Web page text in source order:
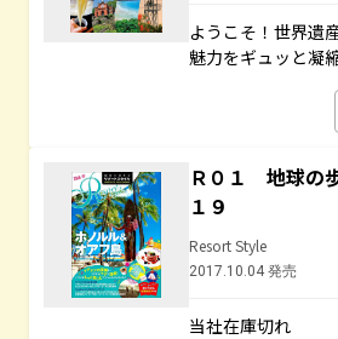
ようこそ！世界遺
魅力をギュッと凝
Ｒ０１ 地球の
１９
Resort Style
2017.10.04 発売
当社在庫切れ